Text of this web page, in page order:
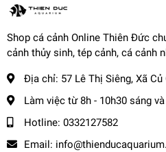
-------------------------------------
📌
Vận Chuyển:
Kể từ khi đơn hàng đã bàn giao
- Nội thành: + Hỏa Tốc: 1-2 tiếng (
- Tỉnh Miền Nam và Miền Trung: +
- Tỉnh Miền Bắc: + 2 - 3 ngày
-------------------------------------
Shop cá cảnh Online Thiên Đức
cảnh thủy sinh, tép cảnh, cá cảnh
Địa chỉ: 57 Lê Thị Siêng, Xã Củ
Làm việc từ 8h - 10h30 sáng
Hotline: 0332127582
Email: